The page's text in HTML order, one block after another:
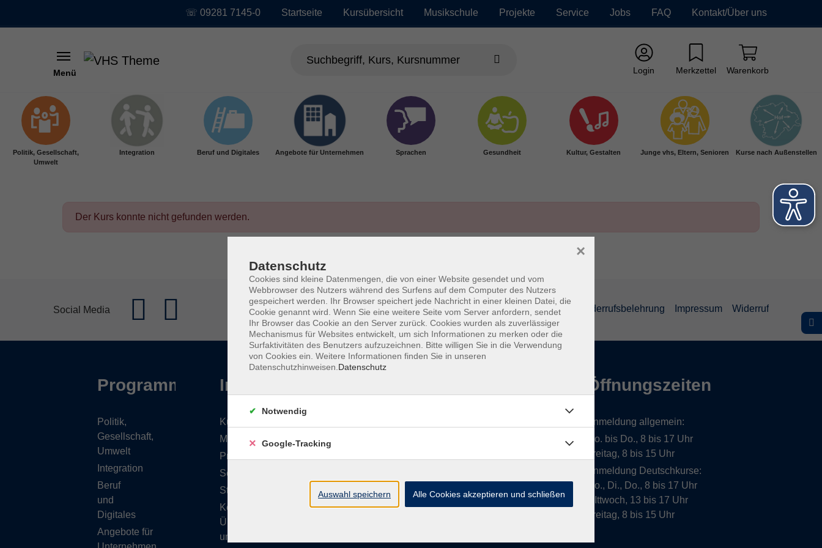
Skip to main content
☏ 09281 7145-0 Startseite Kursübersicht Musikschule Projekte Service Jobs FAQ Kontakt/Über uns
Menü Login Merkzettel Warenkorb
Politik, Gesellschaft,
Umwelt
Integration Beruf und Digitales Angebote für Unternehmen Sprachen Gesundheit Kultur, Gestalten Junge vhs, Eltern, Senioren Kurse nach Außenstellen
Der Kurs konnte nicht gefunden werden.
Social Media AGB Datenschutzerklärung Barrierefreiheitserklärung Widerrufsbelehrung Impressum Widerruf
Programm
Politik,
Gesellschaft,
Umwelt
Integration
Beruf
und
Digitales
Angebote für
Inhalte
Kursübersicht
Musikschule
Projekte
Service
Stellenangebote
Kontakt/
Über
uns
Öffnungszeiten
Anmeldung allgemein:
Mo. bis Do., 8 bis 17 Uhr
Freitag, 8 bis 15 Uhr
Anmeldung Deutschkurse:
Mo., Di., Do., 8 bis 17 Uhr
MIttwoch, 13 bis 17 Uhr
Freitag, 8 bis 15 Uhr
Datenschutz
Cookies sind kleine Datenmengen, die von einer Website gesendet und vom
Webbrowser des Nutzers während des Surfens auf dem Computer des Nutzers
gespeichert werden. Ihr Browser speichert jede Nachricht in einer kleinen Datei, die
Cookie genannt wird. Wenn Sie eine weitere Seite vom Server anfordern, sendet
Ihr Browser das Cookie an den Server zurück. Cookies wurden als zuverlässiger
Mechanismus für Websites entwickelt, um sich Informationen zu merken oder die
Surfaktivitäten des Benutzers aufzuzeichnen. Bitte willigen Sie in die Verwendung
von Cookies ein. Weitere Informationen finden Sie in unseren
Datenschutzhinweisen. Datenschutz
×
Notwendig
Google-Tracking
Auswahl speichern Alle Cookies akzeptieren und schließen